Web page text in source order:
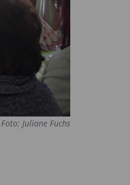
Foto: Juliane Fuchs